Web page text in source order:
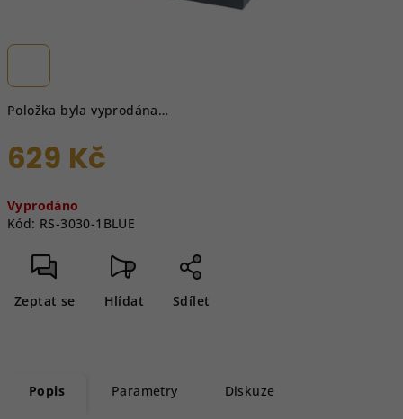
Položka byla vyprodána…
629 Kč
cena:
Vyprodáno
Kód: RS-3030-1BLUE
Zeptat se Hlídat Sdílet
Popis Parametry Diskuze